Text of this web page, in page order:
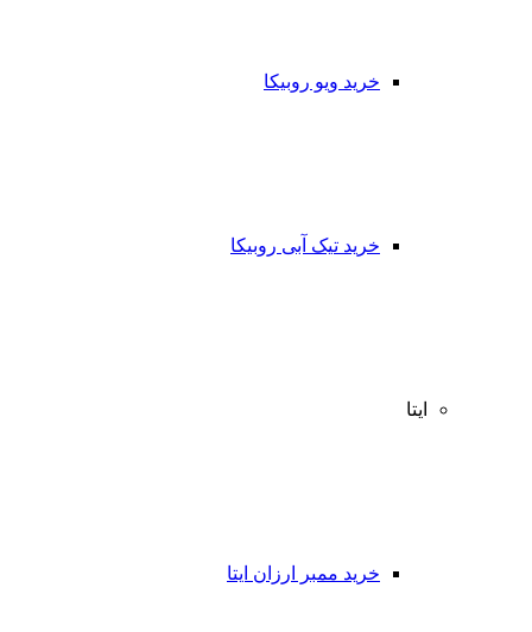
خرید ویو روبیکا
خرید تیک آبی روبیکا
ایتا
خرید ممبر ارزان ایتا